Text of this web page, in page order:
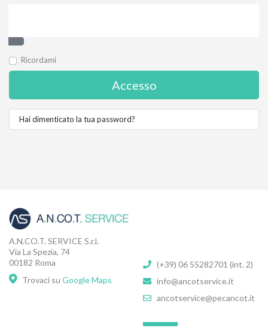
Mostra password
Ricordami
Accesso
Hai dimenticato la tua password?
A.N.CO.T. SERVICE S.r.l.
Via La Spezia, 74
00182 Roma
Trovaci su Google Maps
(+39) 06 55282701 (int. 2)
info@ancotservice.it
ancotservice@pecancot.it